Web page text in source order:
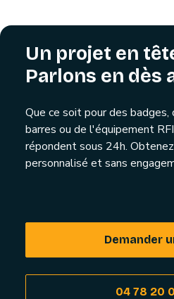
Un projet en
Parlons en dès
Que ce soit pour des
barres ou de l'équipement
répondent sous 24h.
personnalisé et sans
Demander
04 78 20